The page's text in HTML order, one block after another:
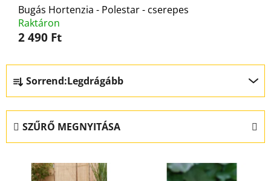
Bugás Hortenzia - Polestar - cserepes
Raktáron
2 490 Ft
T
e
r
m
Sorrend:Legdrágább
SZŰRŐ MEGNYITÁSA